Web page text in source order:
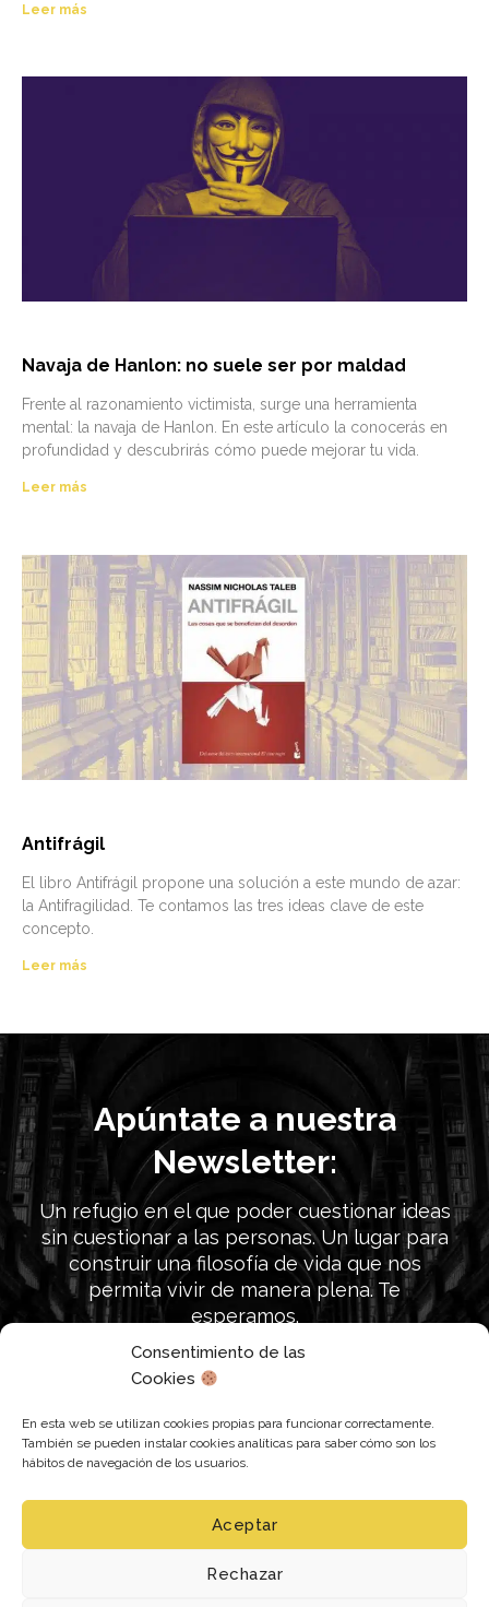
Consentimiento de las
Cookies
En esta web se utilizan cookies propias para funcionar correctamente.
También se pueden instalar cookies analíticas para saber cómo son los
hábitos de navegación de los usuarios.
Aceptar
Rechazar
Leer más
Navaja de Hanlon: no suele ser por maldad
Frente al razonamiento victimista, surge una herramienta
mental: la navaja de Hanlon. En este artículo la conocerás en
profundidad y descubrirás cómo puede mejorar tu vida.
Leer más
Antifrágil
El libro Antifrágil propone una solución a este mundo de azar:
la Antifragilidad. Te contamos las tres ideas clave de este
concepto.
Leer más
Apúntate a nuestra
Newsletter:
Un refugio en el que poder cuestionar ideas
sin cuestionar a las personas. Un lugar para
construir una filosofía de vida que nos
permita vivir de manera plena. Te
esperamos.
Únete a nuestra búsqueda